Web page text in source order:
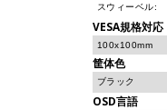
スウィーベル:
VESA規格対応
100x100mm
筐体色
ブラック
OSD言語